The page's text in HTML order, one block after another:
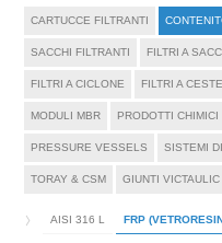
CARTUCCE FILTRANTI
SACCHI FILTRANTI FILTRI A
FILTRI A CICLONE FILTRI A
MODULI MBR PRODOTTI CHIMICI
PRESSURE VESSELS SISTEMI
TORAY & CSM GIUNTI VICTAULIC
AISI 316 L FRP